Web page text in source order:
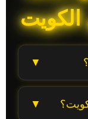
▼
مع
الأفضل
▼